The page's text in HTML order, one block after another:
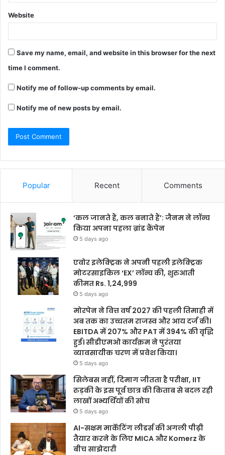
Website
Save my name, email, and website in this browser for the next
time I comment.
Notify me of follow-up comments by email.
Notify me of new posts by email.
Popular Recent Comments
‘कल जानते हैं, कल बनाते हैं’: जैनम ने लॉन्च
किया अपना पहला ब्रांड कैंपेन
5 days ago
एवोर इलेक्ट्रिक ने अपनी पहली इलेक्ट्रिक
मोटरसाइकिल ‘EX’ लॉन्च की, शुरुआती
कीमत Rs. 1,24,999
5 days ago
मोरपेन ने वित्त वर्ष 2027 की पहली तिमाही में
अब तक का उच्चतम राजस्व और आय दर्ज की।
EBITDA में 207% और PAT में 394% की वृद्धि
हुई। सीडीएमओ कार्यक्रम ने पुरंतया
व्यावसायीक चरण में प्रवेश किया।
5 days ago
सिलेबस नहीं, दिमाग जीतता है परीक्षा, IIT
रुड़की के इस पूर्व छात्र की किताब से बदल रही
लाखों अभ्यर्थियों की सोच
5 days ago
AI-सक्षम मार्केटिंग लीडर्स की अगली पीढ़ी
तैयार करने के लिए MICA और Komerz के
बीच साझेदारी